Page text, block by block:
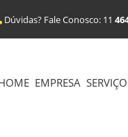
Dúvidas? Fale Conosco: 11
EMPRESA